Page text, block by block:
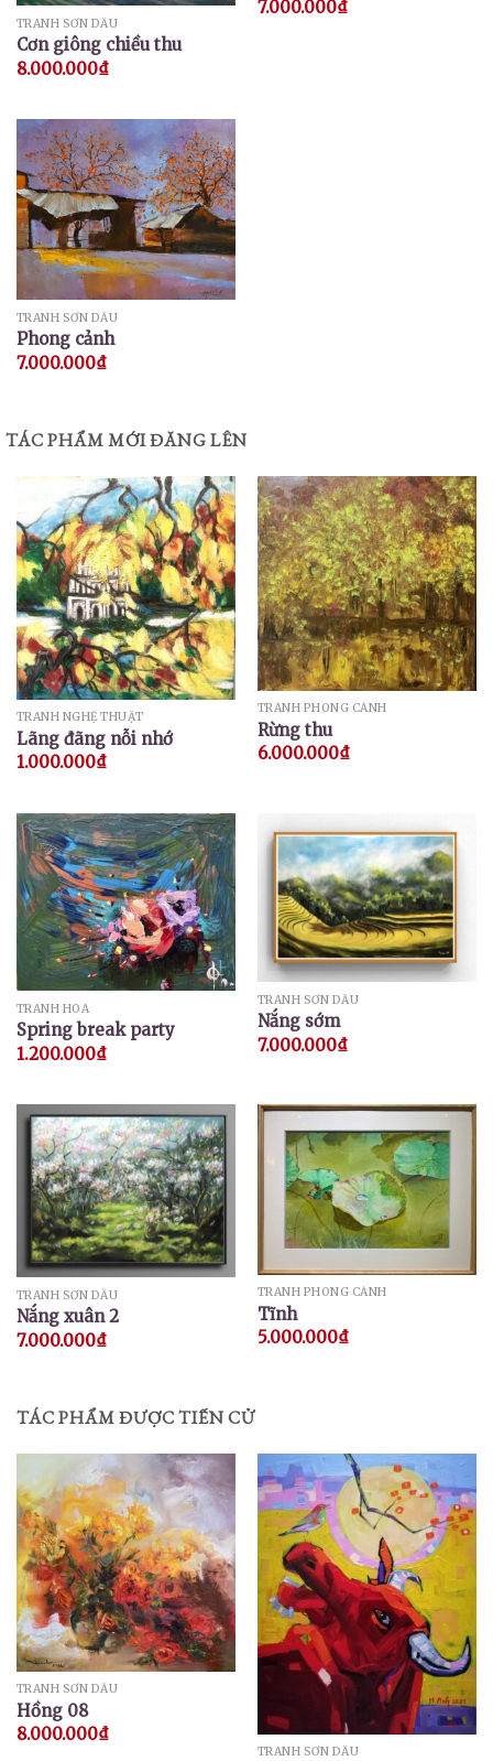
TRANH SƠN DẦU
Cơn giông chiều thu
8.000.000₫
Được xếp
7.000.000₫
TRANH SƠN DẦU
Phong cảnh
7.000.000₫
TÁC PHẨM MỚI ĐĂNG LÊN
TRANH NGHỆ THUẬT
Lãng đãng nỗi nhớ
1.000.000₫
TRANH PHONG CẢNH
Rừng thu
6.000.000₫
TRANH HOA
Spring break party
1.200.000₫
TRANH SƠN DẦU
Nắng sớm
7.000.000₫
TRANH SƠN DẦU
Nắng xuân 2
7.000.000₫
TRANH PHONG CẢNH
Tĩnh
5.000.000₫
TÁC PHẨM ĐƯỢC TIẾN CỬ
TRANH SƠN DẦU
Hồng 08
8.000.000₫
TRANH SƠN DẦU